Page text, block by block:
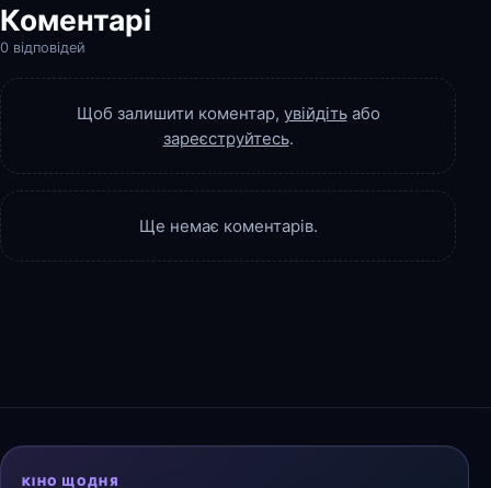
Коментарі
0 відповідей
Щоб залишити коментар, увійдітьабо
зареєструйтесь.
Ще немає коментарів.
КІНО ЩОДНЯ